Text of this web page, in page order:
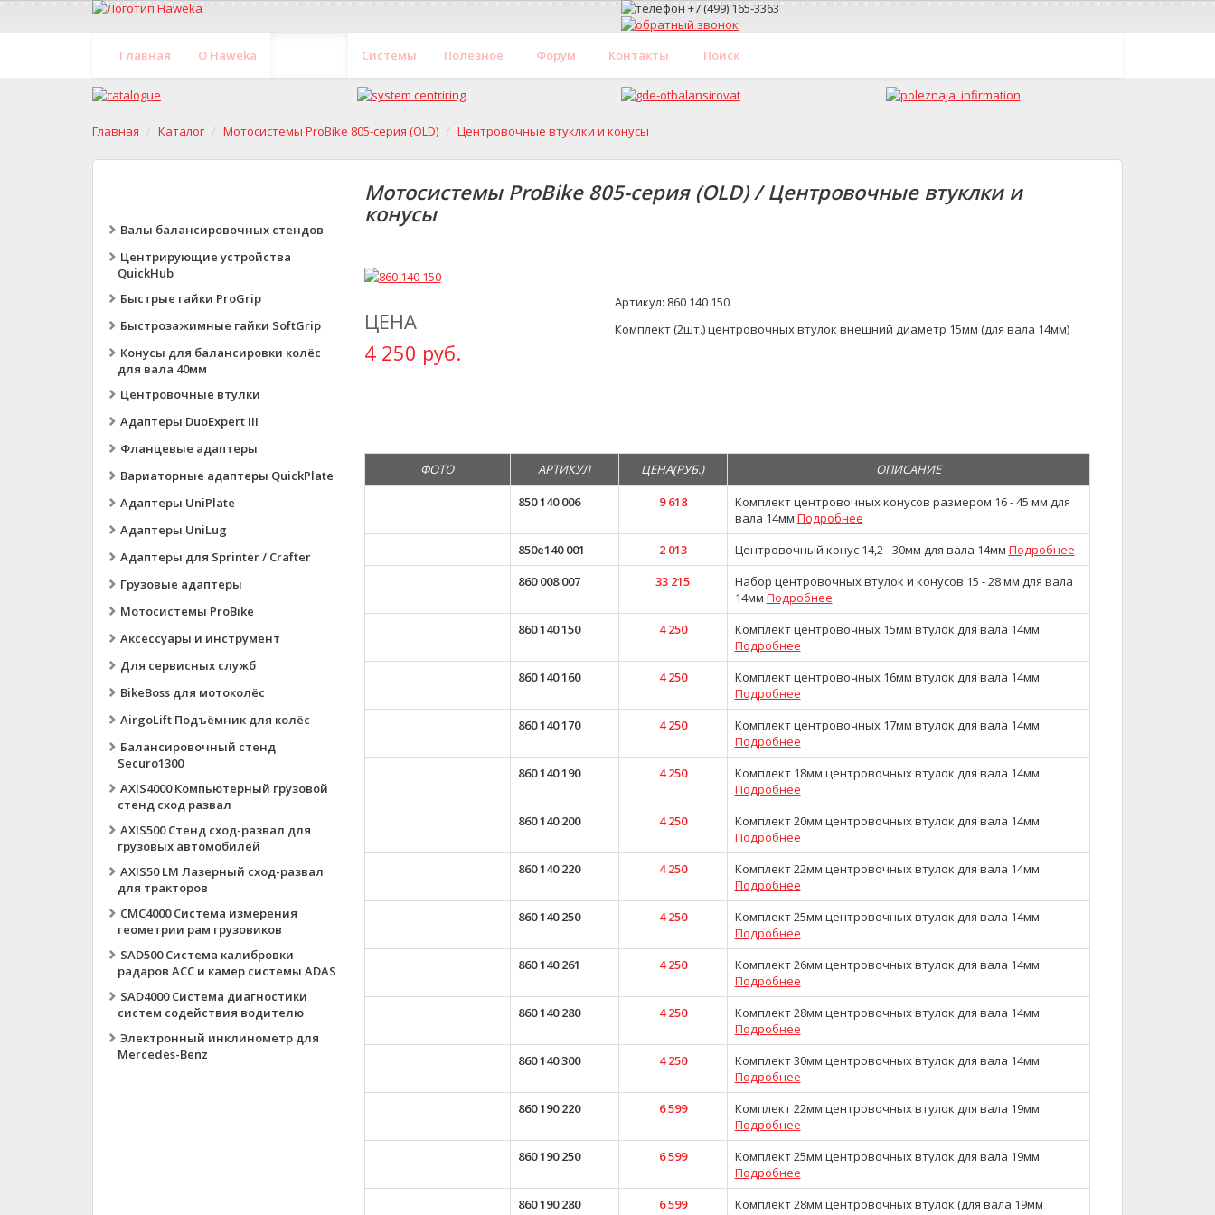
Главная O Haweka Системы Полезное Форум Контакты Поиск
Главная Каталог Мотосистемы ProBike 805-серия (OLD) Центровочные втуклки и конусы
Валы балансировочных стендов
Центрирующие устройства
QuickHub
Быстрые гайки ProGrip
Быстрозажимные гайки SoftGrip
Конусы для балансировки колёс
для вала 40мм
Центровочные втулки
Адаптеры DuoExpert III
Фланцевые адаптеры
Вариаторные адаптеры QuickPlate
Адаптеры UniPlate
Адаптеры UniLug
Адаптеры для Sprinter / Crafter
Грузовые адаптеры
Мотосистемы ProBike
Аксессуары и инструмент
Для сервисных служб
BikeBoss для мотоколёс
AirgoLift Подъёмник для колёс
Балансировочный стенд
Securo1300
AXIS4000 Компьютерный грузовой
стенд сход развал
AXIS500 Стенд сход-развал для
грузовых автомобилей
AXIS50 LM Лазерный сход-развал
для тракторов
CMC4000 Система измерения
геометрии рам грузовиков
SAD500 Система калибровки
радаров ACC и камер системы ADAS
SAD4000 Система диагностики
систем содействия водителю
Электронный инклинометр для
Mercedes-Benz
Мотосистемы ProBike 805-серия (OLD) / Центровочные втуклки и
конусы
ЦЕНА
4 250 руб.
Артикул: 860 140 150
Комплект (2шт.) центровочных втулок внешний диаметр 15мм (для вала 14мм)
ФОТО АРТИКУЛ ЦЕНА(РУБ.)
ОПИСАНИЕ
850 140 006
9 618
Комплект центровочных конусов размером 16 - 45 мм для
вала 14мм Подробнее
850e140 001
2 013 Центровочный конус 14,2 - 30мм для вала 14мм Подробнее
860 008 007
33 215
Набор центровочных втулок и конусов 15 - 28 мм для вала
14мм Подробнее
860 140 150
4 250
Комплект центровочных 15мм втулок для вала 14мм
Подробнее
860 140 160
4 250
Комплект центровочных 16мм втулок для вала 14мм
Подробнее
860 140 170
4 250
Комплект центровочных 17мм втулок для вала 14мм
Подробнее
860 140 190
4 250
Комплект 18мм центровочных втулок для вала 14мм
Подробнее
860 140 200
4 250
Комплект 20мм центровочных втулок для вала 14мм
Подробнее
860 140 220
4 250
Комплект 22мм центровочных втулок для вала 14мм
Подробнее
860 140 250
4 250
Комплект 25мм центровочных втулок для вала 14мм
Подробнее
860 140 261
4 250
Комплект 26мм центровочных втулок для вала 14мм
Подробнее
860 140 280
4 250
Комплект 28мм центровочных втулок для вала 14мм
Подробнее
860 140 300
4 250
Комплект 30мм центровочных втулок для вала 14мм
Подробнее
860 190 220
6 599
Комплект 22мм центровочных втулок для вала 19мм
Подробнее
860 190 250
6 599
Комплект 25мм центровочных втулок для вала 19мм
Подробнее
860 190 280
6 599
Комплект 28мм центровочных втулок (для вала 19мм